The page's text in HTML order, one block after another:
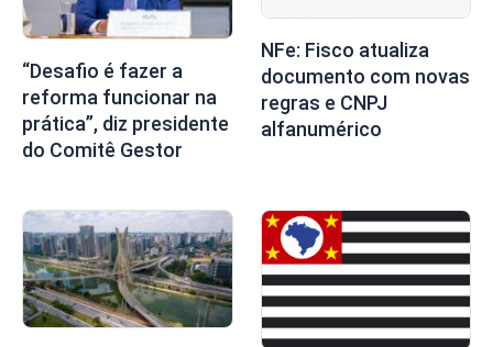
“Desafio é fazer a
reforma funcionar na
prática”, diz presidente
do Comitê Gestor
NFe: Fisco atualiza
documento com novas
regras e CNPJ
alfanumérico